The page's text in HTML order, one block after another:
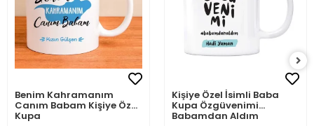
Benim Kahramanım
Canım Babam Kişiye Özel
Kupa
Kişiye Özel İsimli Baba
Kupa Özgüvenimi
Babamdan Aldım